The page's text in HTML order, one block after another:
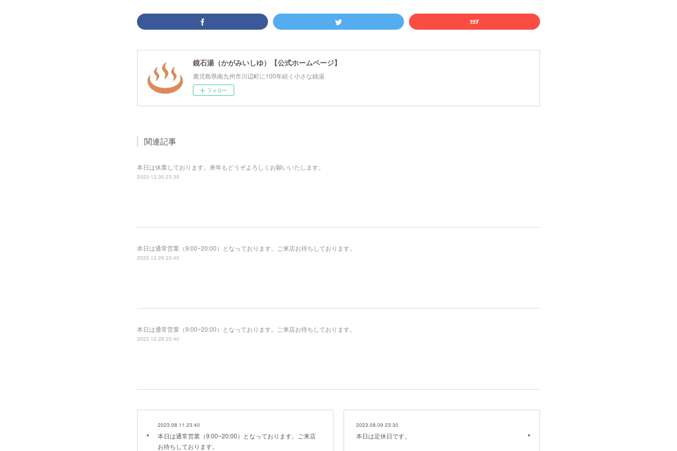
鏡石湯（かがみいしゆ）【公式ホームページ】
鹿児島県南九州市川辺町に100年続く小さな銭湯
フォロー
関連記事
本日は休業しております。来年もどうぞよろしくお願いいたします。
2023.12.30 23:30
本日は通常営業（9:00~20:00）となっております。ご来店お待ちしております。
2023.12.29 23:40
本日は通常営業（9:00~20:00）となっております。ご来店お待ちしております。
2023.12.28 23:40
2023.08.11 23:40
本日は通常営業（9:00~20:00）となっております。ご来店
お待ちしております。
2023.08.09 23:30
本日は定休日です。